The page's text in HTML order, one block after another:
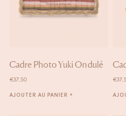
Cadre Photo Yuki Ondulé
€37,50
AJOUTER AU PANIER +
€